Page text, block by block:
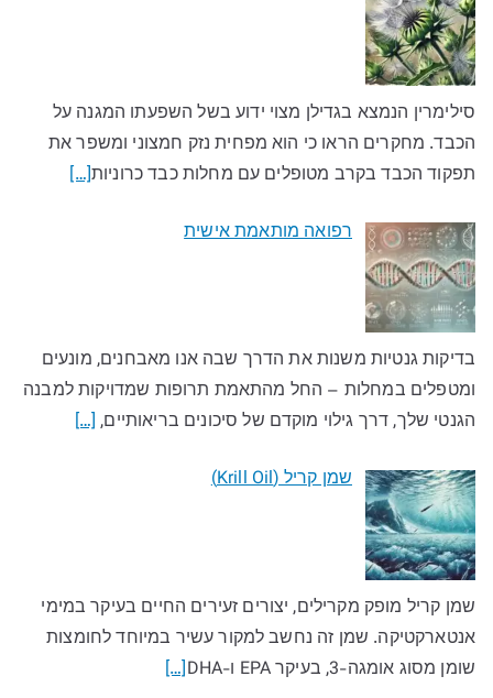
סילימרין הנמצא בגדילן מצוי ידוע בשל השפעתו המגנה על
הכבד. מחקרים הראו כי הוא מפחית נזק חמצוני ומשפר את
תפקוד הכבד בקרב מטופלים עם מחלות כבד כרוניות[…]
רפואה מותאמת אישית
בדיקות גנטיות משנות את הדרך שבה אנו מאבחנים, מונעים
ומטפלים במחלות – החל מהתאמת תרופות שמדויקות למבנה
הגנטי שלך, דרך גילוי מוקדם של סיכונים בריאותיים, […]
שמן קריל (Krill Oil)
שמן קריל מופק מקרילים, יצורים זעירים החיים בעיקר במימי
אנטארקטיקה. שמן זה נחשב למקור עשיר במיוחד לחומצות
שומן מסוג אומגה-3, בעיקר EPA ו-DHA
[…]